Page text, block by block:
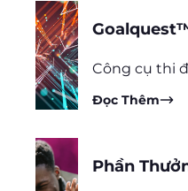
Công cụ thi
Đọc Thêm
Phần